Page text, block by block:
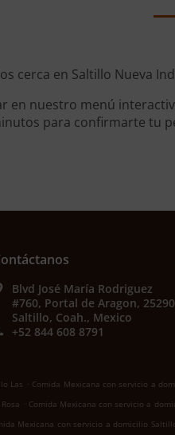
cerca en Saltillo Nueva
en nuestro menú
para confirmarte tu
Blvd José María Rodriguez
#760, Portal de Aragon, 25290
Saltillo, Coah., Mexico
+52 844 608 8791
Las . Comida Mexicana con servicio a
. Comida Mexicana con servicio a
Mexicana con servicio a domicilio